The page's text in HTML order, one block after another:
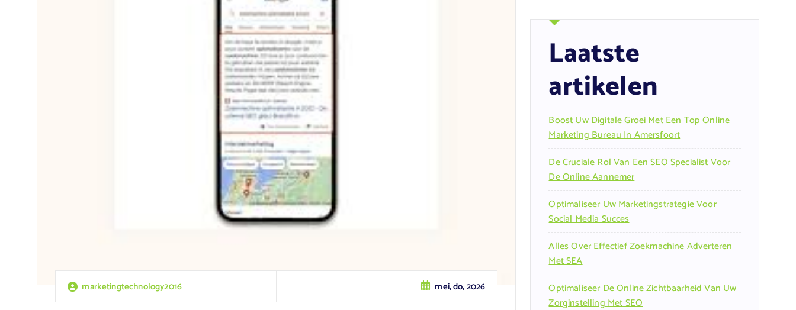
marketingtechnology2016 mei, do, 2026
Laatste
artikelen
Boost Uw Digitale Groei Met Een Top Online
Marketing Bureau In Amersfoort
De Cruciale Rol Van Een SEO Specialist Voor
De Online Aannemer
Optimaliseer Uw Marketingstrategie Voor
Social Media Succes
Alles Over Effectief Zoekmachine Adverteren
Met SEA
Optimaliseer De Online Zichtbaarheid Van Uw
Zorginstelling Met SEO